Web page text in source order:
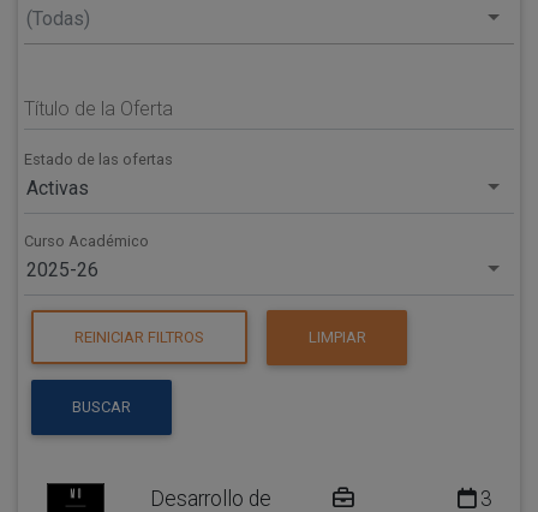
(Todas)
Título de la Oferta
Estado de las ofertas
Activas
Curso Académico
2025-26
REINICIAR FILTROS LIMPIAR
BUSCAR
Desarrollo de
3